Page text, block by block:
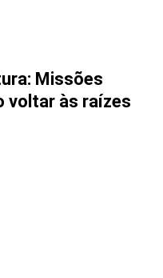
Missões
voltar às raízes